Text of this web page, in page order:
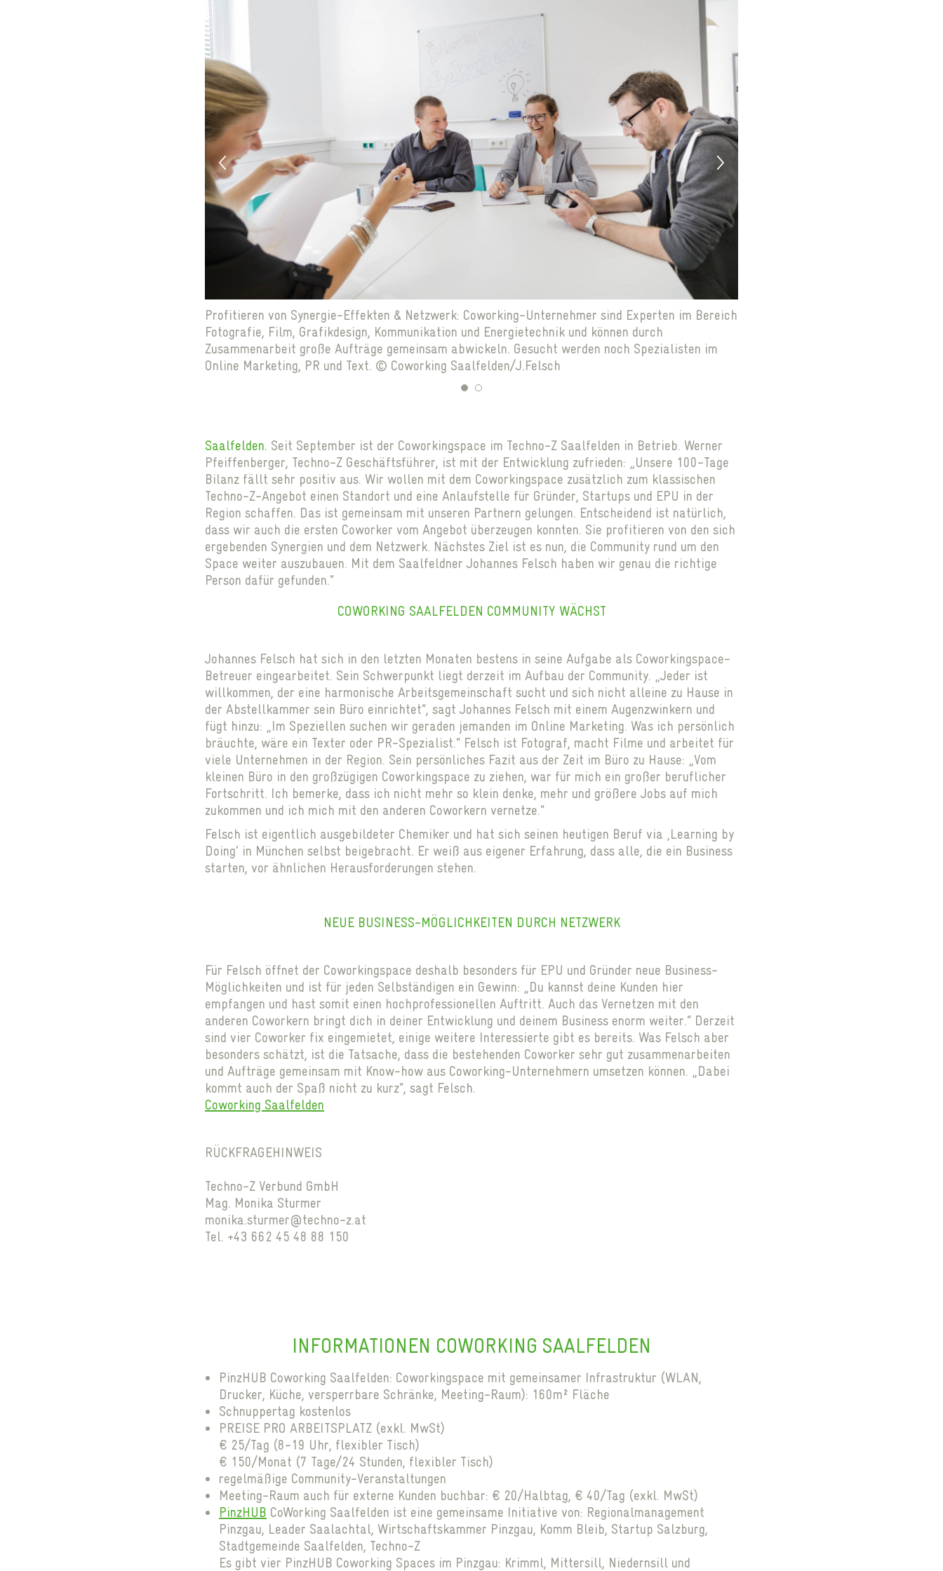
Profitieren von Synergie-Effekten & Netzwerk: Coworking-Unternehmer sind Experten im Bereich
Fotografie, Film, Grafikdesign, Kommunikation und Energietechnik und können durch
Zusammenarbeit große Aufträge gemeinsam abwickeln. Gesucht werden noch Spezialisten im
Online Marketing, PR und Text. © Coworking Saalfelden/J.Felsch
Saalfelden. Seit September ist der Coworkingspace im Techno-Z Saalfelden in Betrieb. Werner
Pfeiffenberger, Techno-Z Geschäftsführer, ist mit der Entwicklung zufrieden: „Unsere 100-Tage
Bilanz fällt sehr positiv aus. Wir wollen mit dem Coworkingspace zusätzlich zum klassischen
Techno-Z-Angebot einen Standort und eine Anlaufstelle für Gründer, Startups und EPU in der
Region schaffen. Das ist gemeinsam mit unseren Partnern gelungen. Entscheidend ist natürlich,
dass wir auch die ersten Coworker vom Angebot überzeugen konnten. Sie profitieren von den sich
ergebenden Synergien und dem Netzwerk. Nächstes Ziel ist es nun, die Community rund um den
Space weiter auszubauen. Mit dem Saalfeldner Johannes Felsch haben wir genau die richtige
Person dafür gefunden.“
COWORKING SAALFELDEN COMMUNITY WÄCHST
Johannes Felsch hat sich in den letzten Monaten bestens in seine Aufgabe als Coworkingspace-
Betreuer eingearbeitet. Sein Schwerpunkt liegt derzeit im Aufbau der Community. „Jeder ist
willkommen, der eine harmonische Arbeitsgemeinschaft sucht und sich nicht alleine zu Hause in
der Abstellkammer sein Büro einrichtet“, sagt Johannes Felsch mit einem Augenzwinkern und
fügt hinzu: „Im Speziellen suchen wir geraden jemanden im Online Marketing. Was ich persönlich
bräuchte, wäre ein Texter oder PR-Spezialist.“ Felsch ist Fotograf, macht Filme und arbeitet für
viele Unternehmen in der Region. Sein persönliches Fazit aus der Zeit im Büro zu Hause: „Vom
kleinen Büro in den großzügigen Coworkingspace zu ziehen, war für mich ein großer beruflicher
Fortschritt. Ich bemerke, dass ich nicht mehr so klein denke, mehr und größere Jobs auf mich
zukommen und ich mich mit den anderen Coworkern vernetze.“
Felsch ist eigentlich ausgebildeter Chemiker und hat sich seinen heutigen Beruf via ‚Learning by
Doing‘ in München selbst beigebracht. Er weiß aus eigener Erfahrung, dass alle, die ein Business
starten, vor ähnlichen Herausforderungen stehen.
NEUE BUSINESS-MÖGLICHKEITEN DURCH NETZWERK
Für Felsch öffnet der Coworkingspace deshalb besonders für EPU und Gründer neue Business-
Möglichkeiten und ist für jeden Selbständigen ein Gewinn: „Du kannst deine Kunden hier
empfangen und hast somit einen hochprofessionellen Auftritt. Auch das Vernetzen mit den
anderen Coworkern bringt dich in deiner Entwicklung und deinem Business enorm weiter.“ Derzeit
sind vier Coworker fix eingemietet, einige weitere Interessierte gibt es bereits. Was Felsch aber
besonders schätzt, ist die Tatsache, dass die bestehenden Coworker sehr gut zusammenarbeiten
und Aufträge gemeinsam mit Know-how aus Coworking-Unternehmern umsetzen können. „Dabei
kommt auch der Spaß nicht zu kurz“, sagt Felsch.
Coworking Saalfelden
RÜCKFRAGEHINWEIS
Techno-Z Verbund GmbH
Mag. Monika Sturmer
monika.sturmer@techno-z.at
Tel. +43 662 45 48 88 150
INFORMATIONEN COWORKING SAALFELDEN
PinzHUB Coworking Saalfelden: Coworkingspace mit gemeinsamer Infrastruktur (WLAN,
Drucker, Küche, versperrbare Schränke, Meeting-Raum): 160m² Fläche
Schnuppertag kostenlos
PREISE PRO ARBEITSPLATZ (exkl. MwSt)
€ 25/Tag (8-19 Uhr, flexibler Tisch)
€ 150/Monat (7 Tage/24 Stunden, flexibler Tisch)
regelmäßige Community-Veranstaltungen
Meeting-Raum auch für externe Kunden buchbar: € 20/Halbtag, € 40/Tag (exkl. MwSt)
PinzHUB CoWorking Saalfelden ist eine gemeinsame Initiative von: Regionalmanagement
Pinzgau, Leader Saalachtal, Wirtschaftskammer Pinzgau, Komm Bleib, Startup Salzburg,
Stadtgemeinde Saalfelden, Techno-Z
Es gibt vier PinzHUB Coworking Spaces im Pinzgau: Krimml, Mittersill, Niedernsill und